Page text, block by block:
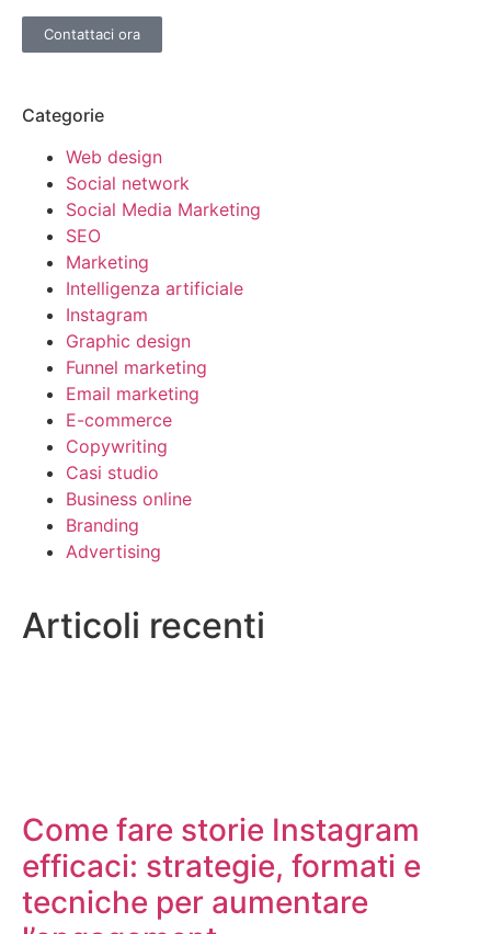
Contattaci ora
Categorie
Web design
Social network
Social Media Marketing
SEO
Marketing
Intelligenza artificiale
Instagram
Graphic design
Funnel marketing
Email marketing
E-commerce
Copywriting
Casi studio
Business online
Branding
Advertising
Articoli recenti
Come fare storie Instagram
efficaci: strategie, formati e
tecniche per aumentare